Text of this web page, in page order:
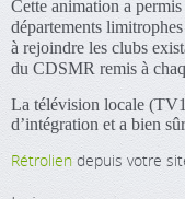
Cette animation a
départements
à rejoindre les clubs
du CDSMR remis à
La télévision locale
d’intégration et a bien
Rétrolien depuis votre